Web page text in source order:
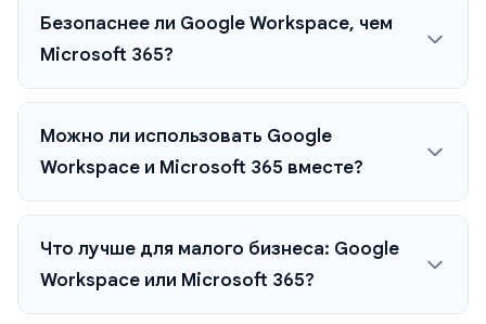
Безопаснее ли Google Workspace, чем
Microsoft 365?
Можно ли использовать Google
Workspace и Microsoft 365 вместе?
Что лучше для малого бизнеса: Google
Workspace или Microsoft 365?